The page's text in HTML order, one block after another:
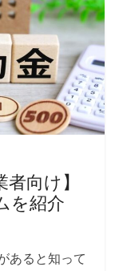
向け】
紹介